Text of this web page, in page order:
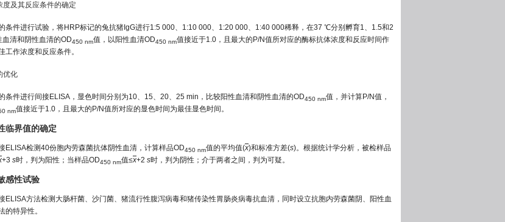
度及其反应条件的确定
条件进行试验，将HRP标记的兔抗猪IgG进行1:5 000、1:10 000、1:20 000、1:40 000稀释，在37 ℃分别孵育1、1.5和2
血清和阴性血清的OD450 nm值，以阳性血清OD450 nm值接近于1.0，且最大的P/N值所对应的酶标抗体浓度和反应时间作
工作浓度和反应条件。
优化
条件进行间接ELISA，显色时间分别为10、15、20、25 min，比较阳性血清和阴性血清的OD450 nm值，并计算P/N值，
nm值接近于1.0，且最大的P/N值所对应的显色时间为最佳显色时间。
临界值的确定
ELISA检测40份胞内劳森菌抗体阴性血清，计算样品OD450 nm值的平均值(x)和标准方差(s)。根据统计学分析，被检样品
+3 s时，判为阳性；当样品OD450 nm值≤x+2 s时，判为阴性；介于两者之间，判为可疑。
感性试验
ELISA方法检测大肠杆菌、沙门菌、猪流行性腹泻病毒和猪传染性胃肠炎病毒抗血清，同时设立抗胞内劳森菌阴、阳性血
的特异性。